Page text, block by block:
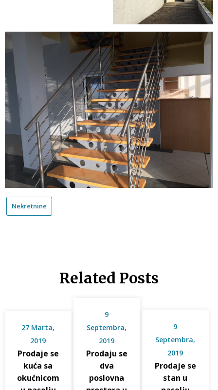
Nekretnine
Related Posts
27 Marta,
2019
Prodaje se
kuća sa
okućnicom
9
Septembra,
2019
Prodaju se
dva
poslovna
9
Septembra,
2019
Prodaje se
stan u